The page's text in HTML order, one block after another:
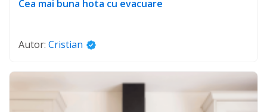
Cea mai buna hota cu evacuare
Autor: Cristian